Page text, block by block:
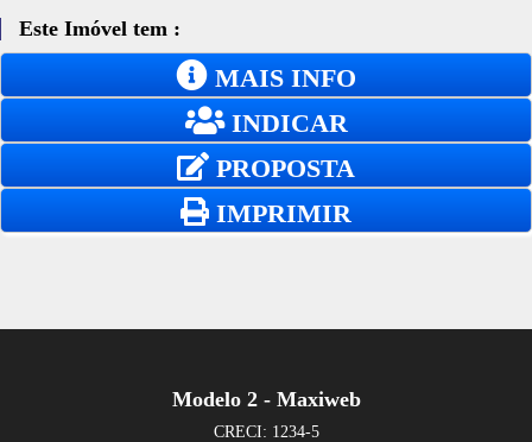
Este Imóvel tem :
MAIS INFO
INDICAR
PROPOSTA
IMPRIMIR
Modelo 2 - Maxiweb
CRECI: 1234-5